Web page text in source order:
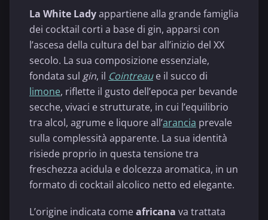
La White Ladyappartiene alla grande famiglia
dei cocktail corti a base di gin, apparsi con
l’ascesa della cultura del bar all’inizio del XX
secolo. La sua composizione essenziale,
fondata sul gin, il Cointreaue il succo di
limone, riflette il gusto dell’epoca per bevande
secche, vivaci e strutturate, in cui l’equilibrio
tra alcol, agrume e liquore all’arancia prevale
sulla complessità apparente. La sua identità
risiede proprio in questa tensione tra
freschezza acidula e dolcezza aromatica, in un
formato di cocktail alcolico netto ed elegante.
L’origine indicata comeafricana va trattata